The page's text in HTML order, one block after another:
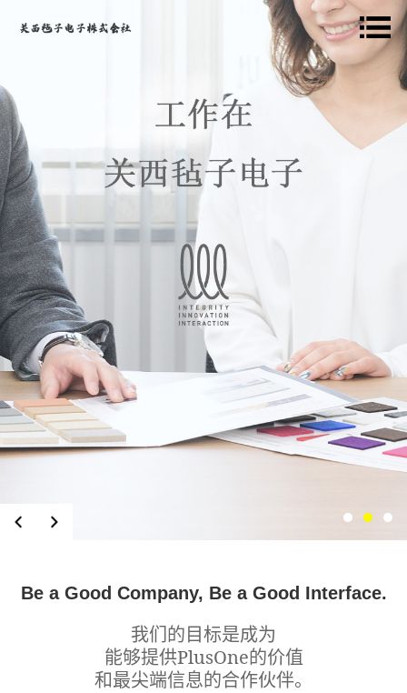
Be a Good Company, Be a Good Interface.
我们的目标是成为
能够提供PlusOne的价值
和最尖端信息的合作伙伴。